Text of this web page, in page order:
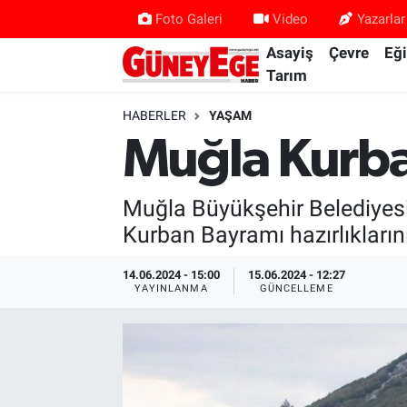
Foto Galeri Video Yazarlar
Asayiş Çevre
Tarım
HABERLER YAŞAM
Muğla
Muğla Büyükşehir
Kurban Bayramı
14.06.2024 - 15:00
YAYINLANMA
15.06.2024 - 12:27
GÜNCELLEME
İstanbul Hava Durumu
İstanbul Trafik Yoğunluk Haritası
Süper Lig Puan Durumu ve Fikstür
Tüm Manşetler